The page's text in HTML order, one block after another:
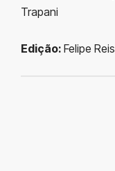
Trapani
Edição: Felipe Reis